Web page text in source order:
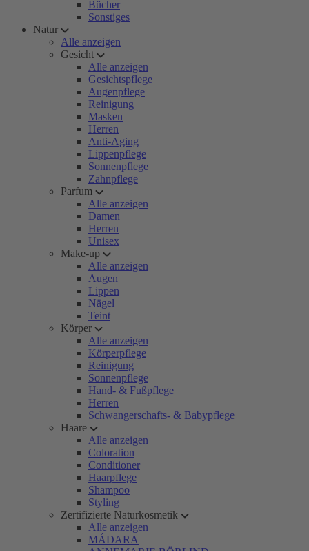
Bücher
Sonstiges
Natur
Alle anzeigen
Gesicht
Alle anzeigen
Gesichtspflege
Augenpflege
Reinigung
Masken
Herren
Anti-Aging
Lippenpflege
Sonnenpflege
Zahnpflege
Parfum
Alle anzeigen
Damen
Herren
Unisex
Make-up
Alle anzeigen
Augen
Lippen
Nägel
Teint
Körper
Alle anzeigen
Körperpflege
Reinigung
Sonnenpflege
Hand- & Fußpflege
Herren
Schwangerschafts- & Babypflege
Haare
Alle anzeigen
Coloration
Conditioner
Haarpflege
Shampoo
Styling
Zertifizierte Naturkosmetik
Alle anzeigen
MÁDARA